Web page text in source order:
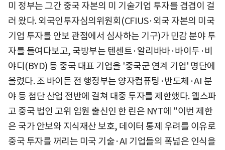
미 정부는 그간 중국 자본의 미 기술기업 투자를 겹겹이 걸
러 왔다. 외국인투자심의위원회(CFIUS·외국 자본의 미국
기업 투자를 안보 관점에서 심사하는 기구)가 민감 분야 투
자를 들여다보고, 국방부는 텐센트·알리바바·바이두·비
야디(BYD) 등 중국 대표 기업을 '중국군 연계 기업' 명단에
올렸다. 조 바이든 전 행정부는 양자컴퓨팅·반도체·AI 분
야 등 첨단 산업 전반에 걸쳐 대중 투자를 제한했다. 웰스파
고 중국 법인 고위 임원 출신인 한 린은 NYT에 "이번 제한
은 국가 안보와 지식재산 보호, 데이터 통제 우려를 이유로
중국 투자를 꺼리는 미국 기술·AI 기업들의 폭넓은 인식을